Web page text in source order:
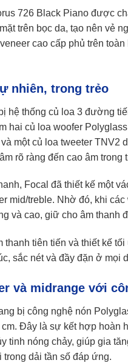
726 Black Piano được
trên bọc da, tạo nên vẻ
cao cấp phủ trên
nhiên, trong trẻo
hệ thống củ loa 3 đường
hai củ loa woofer
một củ loa tweeter TNV2
rõ ràng đến cao âm trong
Focal đã thiết kế một
mid/treble. Nhờ đó, khi
và cao, giữ cho âm thanh
tiên tiến và thiết kế
sắc nét và đầy đặn ở mọi
và midrange với
bị công nghệ nón
Đây là sự kết hợp hoàn
tinh nóng chảy, giúp gia
dải tần số đáp ứng.